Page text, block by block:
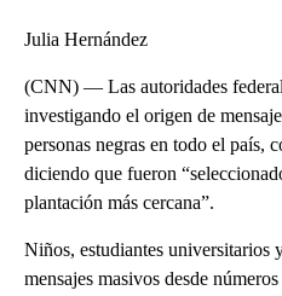
Julia Hernández
(CNN) — Las autoridades
investigando el origen de
personas negras en todo el país,
diciendo que fueron
plantación más cercana”.
Niños, estudiantes universitarios
mensajes masivos desde